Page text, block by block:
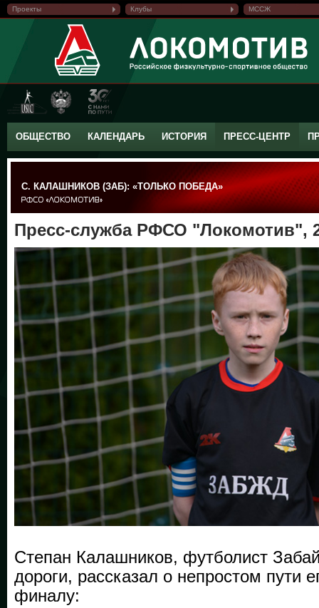
Проекты Клубы МССЖ
ОБЩЕСТВО КАЛЕНДАРЬ ИСТОРИЯ ПРЕСС-ЦЕНТР
С. КАЛАШНИКОВ (ЗАБ): «ТОЛЬКО ПОБЕДА»
Пресс-служба РФСО "Локомотив",
Степан Калашников, футболист
дороги, рассказал о непростом пути
финалу: